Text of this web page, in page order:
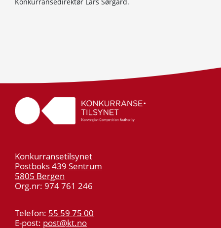
Konkurransetilsynet
Postboks 439 Sentrum
5805 Bergen
Org.nr: 974 761 246
Telefon: 55 59 75 00
E-post: post@kt.no